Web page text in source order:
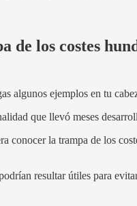
de los costes
algunos ejemplos en tu
que llevó meses
conocer la trampa de los
resultar útiles para